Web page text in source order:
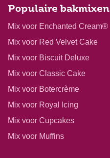
Populaire bakmixen
Mix voor Enchanted Cream®
Mix voor Red Velvet Cake
Mix voor Biscuit Deluxe
Mix voor Classic Cake
Mix voor Botercrème
Mix voor Royal Icing
Mix voor Cupcakes
Mix voor Muffins